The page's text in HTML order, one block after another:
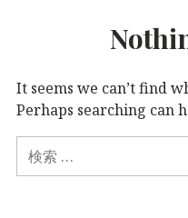
It seems we can’t find
Perhaps searching can